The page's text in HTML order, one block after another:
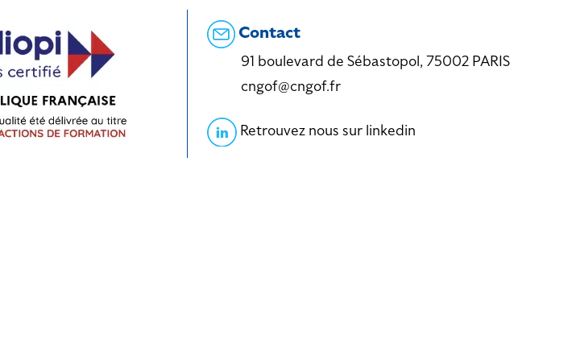
Contact
91 boulevard de Sébastopol, 75002 PARIS
cngof@cngof.fr
Retrouvez nous sur linkedin